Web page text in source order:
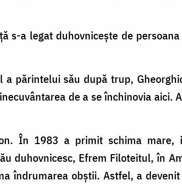
s-a legat duhovnicește de
părintelui său după trup,
de a se închinovia aici.
În 1983 a primit schima mare,
duhovnicesc, Efrem Filoteitul, în
îndrumarea obștii. Astfel, a